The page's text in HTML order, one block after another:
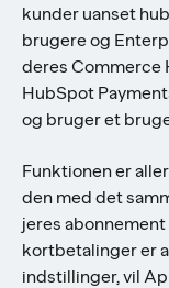
kunder uanset
brugere og
deres Commerce
HubSpot
og bruger et
Funktionen er
den med det
jeres
kortbetalinger er
indstillinger, vil